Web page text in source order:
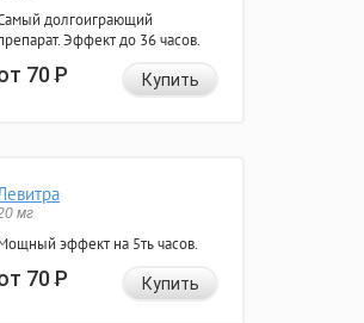
долгоиграющий
Эффект до 36 часов.
70Р Купить
мг
эффект на 5ть часов.
70Р Купить